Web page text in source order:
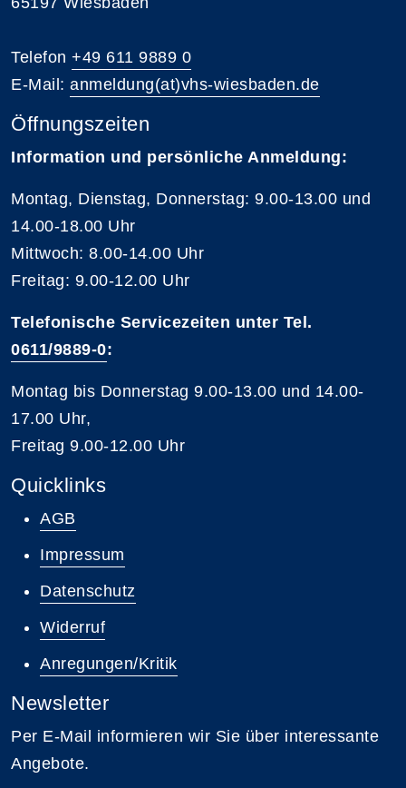
Telefon +49 611 9889 0
E-Mail: anmeldung(at)vhs-wiesbaden.de
Öffnungszeiten
Information und persönliche Anmeldung:
Montag, Dienstag, Donnerstag: 9.00-13.00 und
14.00-18.00 Uhr
Mittwoch: 8.00-14.00 Uhr
Freitag: 9.00-12.00 Uhr
Telefonische Servicezeiten unter Tel.
0611/9889-0:
Montag bis Donnerstag 9.00-13.00 und 14.00-
17.00 Uhr,
Freitag 9.00-12.00 Uhr
Quicklinks
AGB
Impressum
Datenschutz
Widerruf
Anregungen/Kritik
Newsletter
Per E-Mail informieren wir Sie über interessante
Angebote.